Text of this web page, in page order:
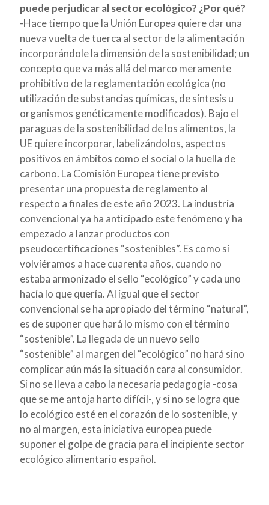
puede perjudicar al sector ecológico? ¿Por qué?
-Hace tiempo que la Unión Europea quiere dar una
nueva vuelta de tuerca al sector de la alimentación
incorporándole la dimensión de la sostenibilidad; un
concepto que va más allá del marco meramente
prohibitivo de la reglamentación ecológica (no
utilización de substancias químicas, de síntesis u
organismos genéticamente modificados). Bajo el
paraguas de la sostenibilidad de los alimentos, la
UE quiere incorporar, labelizándolos, aspectos
positivos en ámbitos como el social o la huella de
carbono. La Comisión Europea tiene previsto
presentar una propuesta de reglamento al
respecto a finales de este año 2023. La industria
convencional ya ha anticipado este fenómeno y ha
empezado a lanzar productos con
pseudocertificaciones “sostenibles”. Es como si
volviéramos a hace cuarenta años, cuando no
estaba armonizado el sello “ecológico” y cada uno
hacía lo que quería. Al igual que el sector
convencional se ha apropiado del término “natural”,
es de suponer que hará lo mismo con el término
“sostenible”. La llegada de un nuevo sello
“sostenible” al margen del “ecológico” no hará sino
complicar aún más la situación cara al consumidor.
Si no se lleva a cabo la necesaria pedagogía -cosa
que se me antoja harto difícil-, y si no se logra que
lo ecológico esté en el corazón de lo sostenible, y
no al margen, esta iniciativa europea puede
suponer el golpe de gracia para el incipiente sector
ecológico alimentario español.